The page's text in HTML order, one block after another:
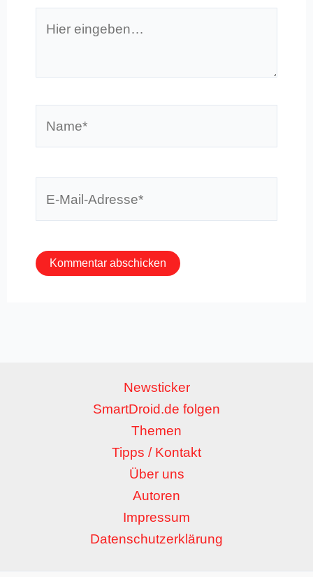
eingeben…
Newsticker
SmartDroid.de folgen
Themen
Tipps / Kontakt
Über uns
Autoren
Impressum
Datenschutzerklärung